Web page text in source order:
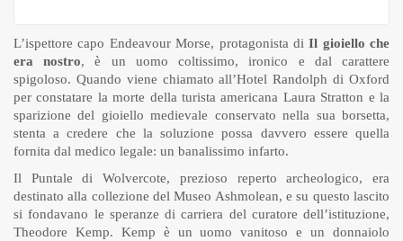
L’ispettore capo Endeavour Morse, protagonista diIl gioiello che
era nostro, è un uomo coltissimo, ironico e dal carattere
spigoloso. Quando viene chiamato all’Hotel Randolph di Oxford
per constatare la morte della turista americana Laura Stratton e la
sparizione del gioiello medievale conservato nella sua borsetta,
stenta a credere che la soluzione possa davvero essere quella
fornita dal medico legale: un banalissimo infarto.
Il Puntale di Wolvercote, prezioso reperto archeologico, era
destinato alla collezione del Museo Ashmolean, e su questo lascito
si fondavano le speranze di carriera del curatore dell’istituzione,
Theodore Kemp. Kemp è un uomo vanitoso e un donnaiolo